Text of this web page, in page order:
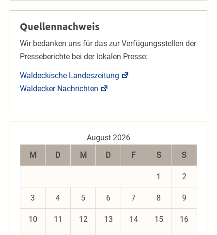
Quellennachweis
Wir bedanken uns für das zur Verfügungsstellen der
Presseberichte bei der lokalen Presse:
Waldeckische Landeszeitung
Waldecker Nachrichten
August 2026
M
D M D F S S
1 2
3 4 5 6 7 8 9
10 11 12 13 14 15 16